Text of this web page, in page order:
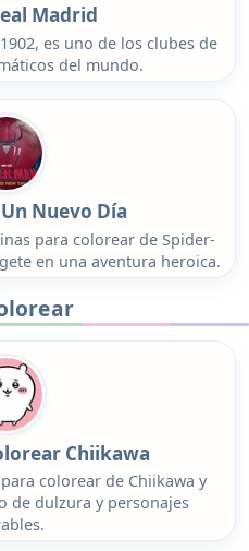
Madrid
es uno de los clubes de
del mundo.
Nuevo Día
para colorear de Spider-
en una aventura heroica.
Chiikawa
colorear de Chiikawa y
de dulzura y personajes